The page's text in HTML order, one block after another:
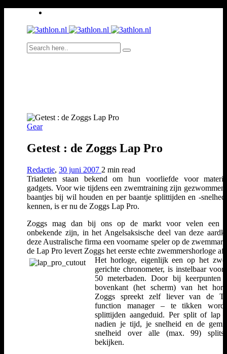
Gear
Getest : de Zoggs Lap Pro
Redactie, 30 juni 2007 2 min read
Triatleten staan bekend om hun voorliefde voor
gadgets. Voor wie tijdens een zwemtraining zijn gezwommen
baantjes bij wil houden en per baantje splittijden en -
kennen, is er nu de Zoggs Lap Pro.
Zoggs mag dan bij ons op de markt voor velen een
onbekende zijn, in het Angelsaksische deel van deze
deze Australische firma een voorname speler op de
de Lap Pro levert Zoggs het eerste echte zwemmershorloge af.
Het horloge, eigenlijk een op het
gerichte chronometer, is instelbaar voor
50 meterbaden. Door bij keerpunten
bovenkant (het scherm) van het
Zoggs spreekt zelf liever van de
function manager – te tikken
splittijden aangeduid. Per split of lap
nadien je tijd, je snelheid en de
snelheid over alle (max. 99) splits
bekijken.